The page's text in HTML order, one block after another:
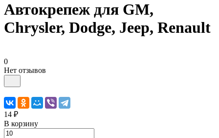
Автокрепеж для GM,
Chrysler, Dodge, Jeep, Renault
0
Нет отзывов
14 ₽
В корзину